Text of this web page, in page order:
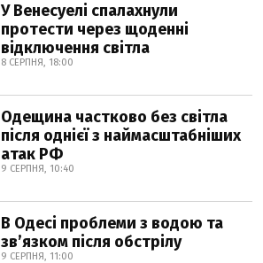
У Венесуелі спалахнули
протести через щоденні
відключення світла
8 СЕРПНЯ, 18:00
Одещина частково без світла
після однієї з наймасштабніших
атак РФ
9 СЕРПНЯ, 10:40
В Одесі проблеми з водою та
звʼязком після обстрілу
9 СЕРПНЯ, 11:00